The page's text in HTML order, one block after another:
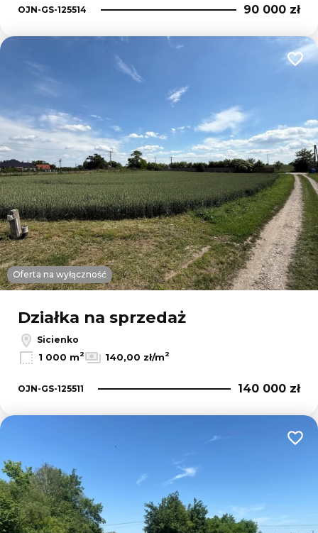
OJN-GS-125514 90 000 zł
Oferta na wyłączność
Działka na sprzedaż
Sicienko
1 000 m2 140,00 zł/m2
OJN-GS-125511 140 000 zł